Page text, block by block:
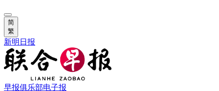
简
繁
新明日报
早报俱乐部电子报